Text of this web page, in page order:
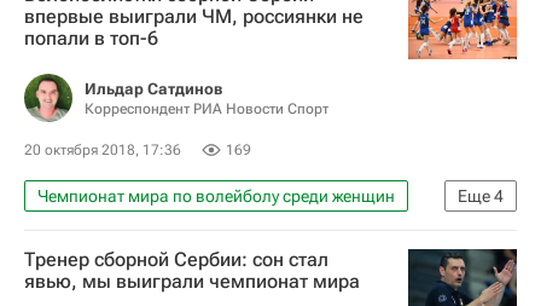
Россия (ж) Ирина Королева
впервые выиграли ЧМ, россиянки не
попали в топ-6
Ильдар Сатдинов
Корреспондент РИА Новости Спорт
20 октября 2018, 17:36 169
Еще4
Чемпионат мира по волейболу среди женщин
Волейбол
Зоран Терзич
Россия (ж)
Наталия Гончарова
Тренер сборной Сербии: сон стал
явью, мы выиграли чемпионат мира